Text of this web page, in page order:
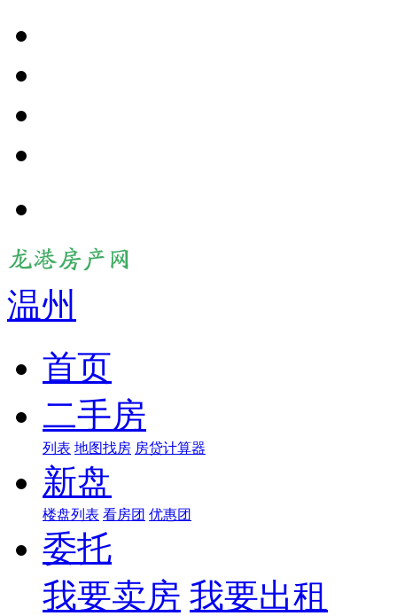
温州
首页
二手房
列表 地图找房 房贷计算器
新盘
楼盘列表 看房团 优惠团
委托
我要卖房 我要出租